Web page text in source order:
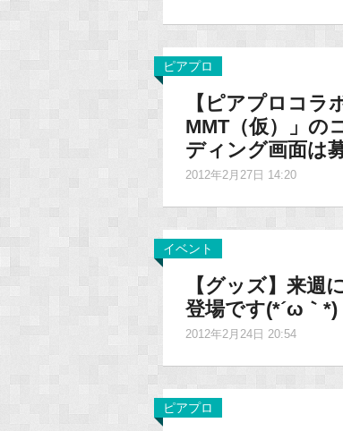
ピアプロ
【ピアプロコ
MMT（仮）」の
ディング画面は
2012年2月27日 14:20
イベント
【グッズ】来週
登場です(*´ω｀*)
2012年2月24日 20:54
ピアプロ